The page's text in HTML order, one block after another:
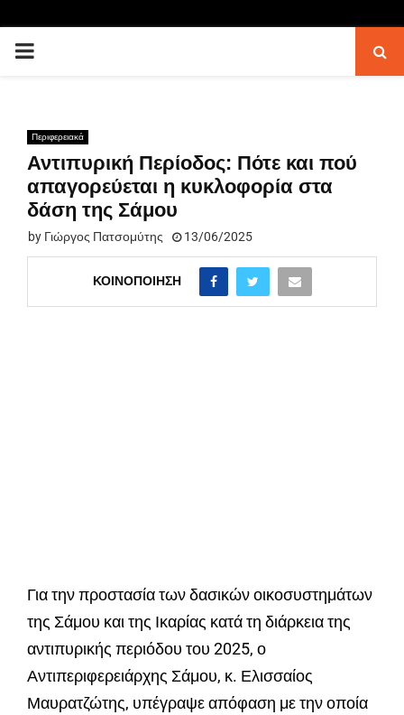
PRIMARY
Περιφερειακά
Αντιπυρική Περίοδος: Πότε και πού
απαγορεύεται η κυκλοφορία στα
δάση της Σάμου
by Γιώργος Πατσομύτης 13/06/2025
ΚΟΙΝΟΠΟΊΗΣΗ
Για την προστασία των δασικών οικοσυστημάτων
της Σάμου και της Ικαρίας κατά τη διάρκεια της
αντιπυρικής περιόδου του 2025, ο
Αντιπεριφερειάρχης Σάμου, κ. Ελισσαίος
Μαυρατζώτης, υπέγραψε απόφαση με την οποία